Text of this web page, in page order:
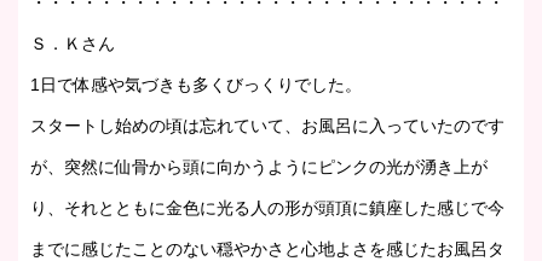
Ｓ．Ｋさん
1日で体感や気づきも多くびっくりでした。
スタートし始めの頃は忘れていて、お風呂に入っていたのです
が、突然に仙骨から頭に向かうようにピンクの光が湧き上が
り、それとともに金色に光る人の形が頭頂に鎮座した感じで今
までに感じたことのない穏やかさと心地よさを感じたお風呂タ